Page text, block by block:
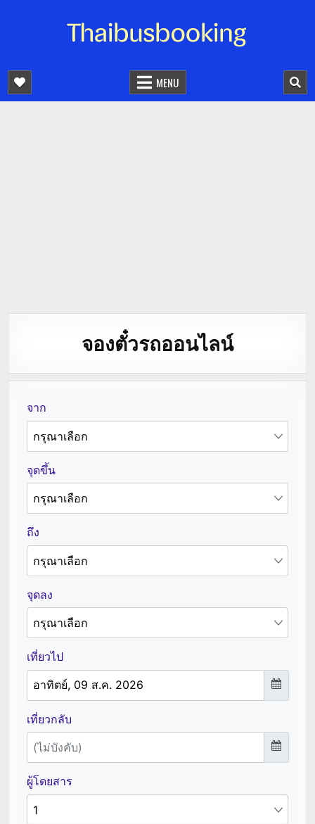
จองตั๋วรถออนไลน์ 24 ชั่วโมง
MENU
จองตั๋วรถออนไลน์